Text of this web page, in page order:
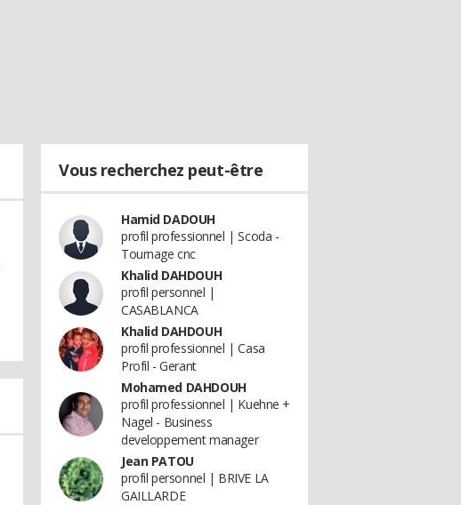
Vous recherchez peut-être
Hamid DADOUH
profil professionnel | Scoda -
Tournage cnc
Khalid DAHDOUH
profil personnel |
CASABLANCA
Khalid DAHDOUH
profil professionnel | Casa
Profil - Gerant
Mohamed DAHDOUH
profil professionnel | Kuehne +
Nagel - Business
developpement manager
Jean PATOU
profil personnel | BRIVE LA
GAILLARDE